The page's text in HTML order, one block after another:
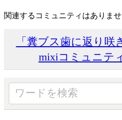
関連するコミュニティはありま
「糞ブス歯に返り咲
mixiコミュニテ